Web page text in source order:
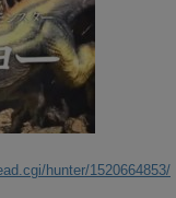
hunter/1520664853/